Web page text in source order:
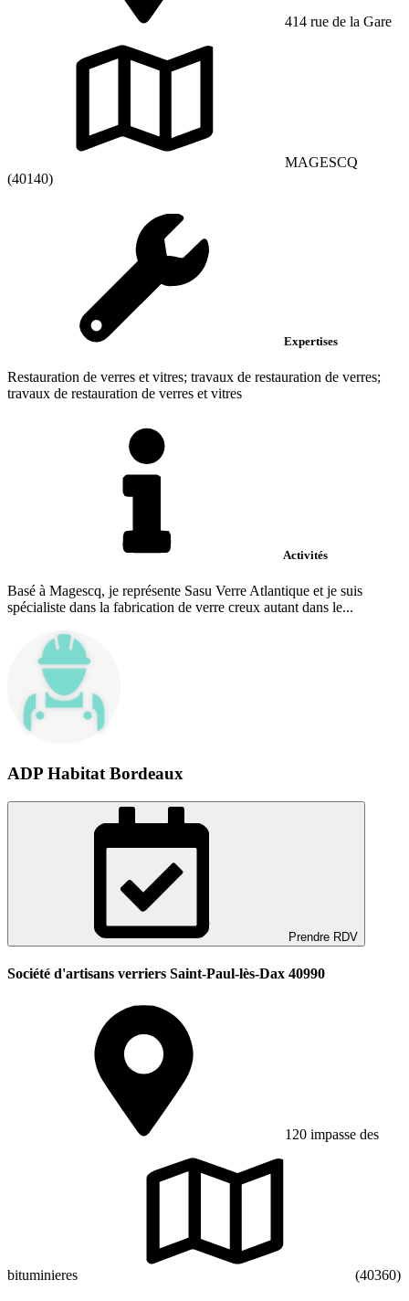
414 rue de la Gare
MAGESCQ
(40140)
Expertises
Restauration de verres et vitres; travaux de restauration de verres;
travaux de restauration de verres et vitres
Activités
Basé à Magescq, je représente Sasu Verre Atlantique et je suis
spécialiste dans la fabrication de verre creux autant dans le...
ADP Habitat Bordeaux
Prendre RDV
Société d'artisans verriers Saint-Paul-lès-Dax 40990
120 impasse des
bituminieres (40360)